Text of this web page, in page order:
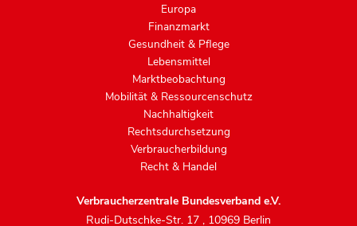
Europa
Finanzmarkt
Gesundheit & Pflege
Lebensmittel
Marktbeobachtung
Mobilität & Ressourcenschutz
Nachhaltigkeit
Rechtsdurchsetzung
Verbraucherbildung
Recht & Handel
Verbraucherzentrale Bundesverband e.V.
Rudi-Dutschke-Str. 17 , 10969 Berlin